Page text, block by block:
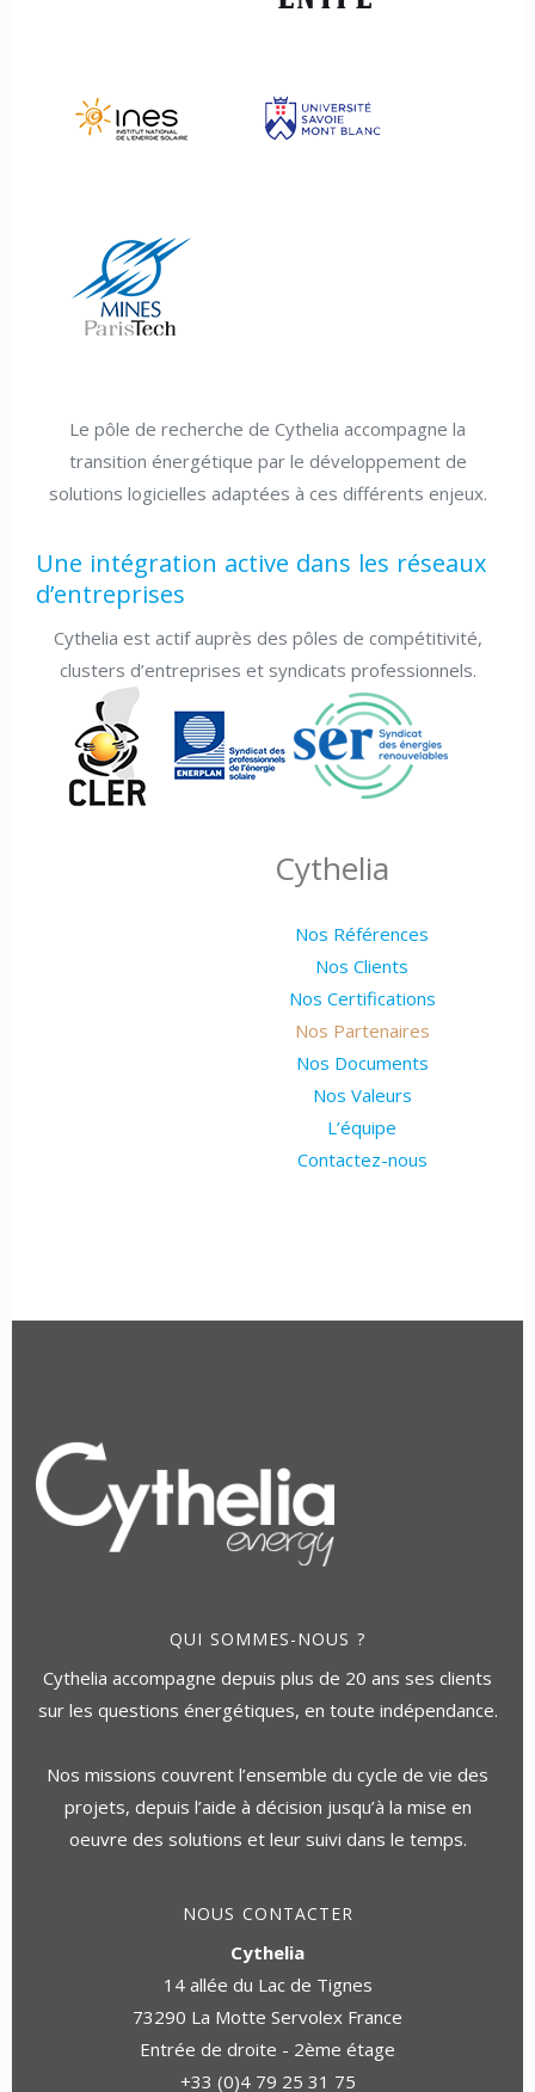
Le pôle de recherche de Cythelia accompagne la
transition énergétique par le développement de
solutions logicielles adaptées à ces différents enjeux.
Une intégration active dans les réseaux
d’entreprises
Cythelia est actif auprès des pôles de compétitivité,
clusters d’entreprises et syndicats professionnels.
Cythelia
Nos Références
Nos Clients
Nos Certifications
Nos Partenaires
Nos Documents
Nos Valeurs
L’équipe
Contactez-nous
QUI SOMMES-NOUS ?
Cythelia accompagne depuis plus de 20 ans ses clients
sur les questions énergétiques, en toute indépendance.
Nos missions couvrent l’ensemble du cycle de vie des
projets, depuis l’aide à décision jusqu’à la mise en
oeuvre des solutions et leur suivi dans le temps.
NOUS CONTACTER
Cythelia
14 allée du Lac de Tignes
73290 La Motte Servolex France
Entrée de droite - 2ème étage
+33 (0)4 79 25 31 75